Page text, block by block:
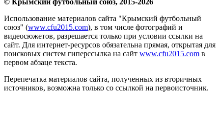
Использование материалов сайта "Крымский футбольный
союз" (www.cfu2015.com), в том числе фотографий и
видеосюжетов, разрешается только при условии ссылки на
сайт. Для интернет-ресурсов обязательна прямая, открытая для
поисковых систем гиперссылка на сайт www.cfu2015.com в
первом абзаце текста.
Перепечатка материалов сайта, полученных из вторичных
источников, возможна только со ссылкой на первоисточник.